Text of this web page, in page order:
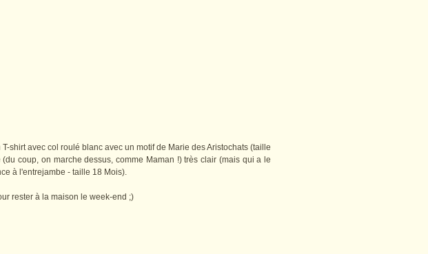
shirt avec col roulé blanc avec un motif de Marie des Aristochats (taille
coup, on marche dessus, comme Maman !) très clair (mais qui a le
à l'entrejambe - taille 18 Mois).
rester à la maison le week-end ;)